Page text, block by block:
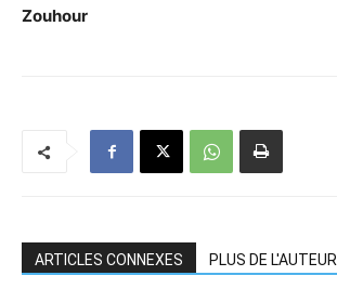
Zouhour
ARTICLES CONNEXES PLUS DE L'AUTEUR